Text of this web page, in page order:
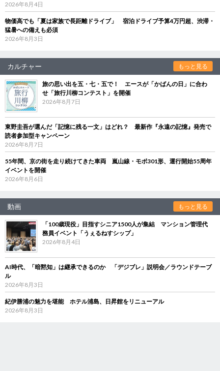
2026年8月4日
物価高でも「夏は家族で長距離ドライブ」 宿泊ドライブ予算4万円超、渋滞・
猛暑への備えも必須
2026年8月3日
カルチャー もっと見る
旅の思い出を五・七・五で！ エースが「かばんの日」に合わ
せ「旅行川柳コンテスト」を開催
2026年8月7日
東野圭吾が選んだ「記憶に残る一文」はどれ？ 最新作『永遠の記憶』発売で
読者参加型キャンペーン
2026年8月7日
55年間、京の街を走り続けてきた車両 嵐山線・モボ301形、運行開始55周年
イベントを開催
2026年8月6日
動画 もっと見る
「100歳現役」目指すシニア1500人が集結 マンション管理代
務員イベント「うぇるねすシップ」
2026年8月4日
AI時代、「暗黙知」は継承できるのか 「デジブレ」説明会／ラウンドテーブ
ル
2026年8月3日
紀伊勝浦の魅力を堪能 ホテル浦島、日昇館をリニューアル
2026年8月3日